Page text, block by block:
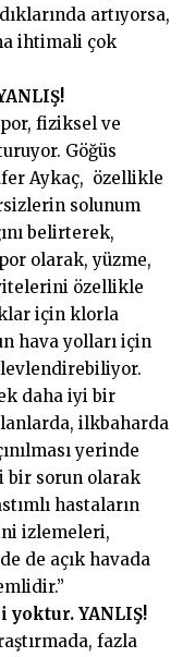
artıyorsa,
ihtimali çok
fiziksel ve
Göğüs
Aykaç, özellikle
solunum
belirterek,
olarak, yüzme,
özellikle
için klorla
hava yolları için
daha iyi bir
ilkbaharda
yerinde
bir sorun olarak
hastaların
izlemeleri,
de açık havada
yoktur. YANLIŞ!
fazla